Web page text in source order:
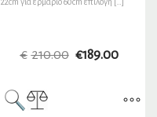
€ 210.00 €189.00